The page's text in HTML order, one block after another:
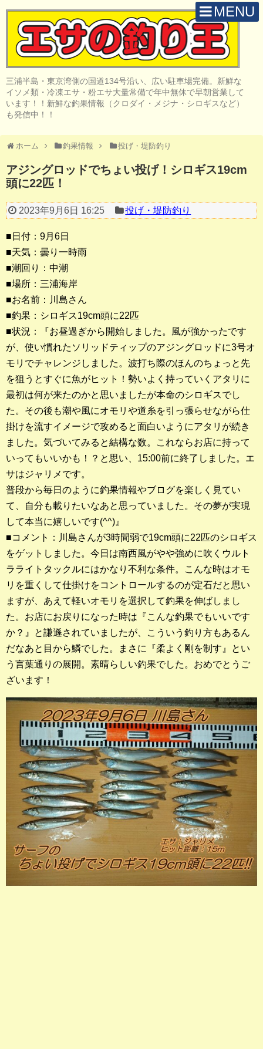
MENU
三浦半島・東京湾側の国道134号沿い、広い駐車場完備。新鮮な
イソメ類・冷凍エサ・粉エサ大量常備で年中無休で早朝営業して
います！！新鮮な釣果情報（クロダイ・メジナ・シロギスなど）
も発信中！！
ホーム 釣果情報 投げ・堤防釣り
アジングロッドでちょい投げ！シロギス19cm
頭に22匹！
2023年9月6日 16:25 投げ・堤防釣り
■日付：9月6日
■天気：曇り一時雨
■潮回り：中潮
■場所：三浦海岸
■お名前：川島さん
■釣果：シロギス19cm頭に22匹
■状況：『お昼過ぎから開始しました。風が強かったです
が、使い慣れたソリッドティップのアジングロッドに3号オ
モリでチャレンジしました。波打ち際のほんのちょっと先
を狙うとすぐに魚がヒット！勢いよく持っていくアタリに
最初は何が来たのかと思いましたが本命のシロギスでし
た。その後も潮や風にオモリや道糸を引っ張らせながら仕
掛けを流すイメージで攻めると面白いようにアタリが続き
ました。気づいてみると結構な数。これならお店に持って
いってもいいかも！？と思い、15:00前に終了しました。エ
サはジャリメです。
普段から毎日のように釣果情報やブログを楽しく見てい
て、自分も載りたいなあと思っていました。その夢が実現
して本当に嬉しいです(^^)』
■コメント：川島さんが3時間弱で19cm頭に22匹のシロギス
をゲットしました。今日は南西風がやや強めに吹くウルト
ラライトタックルにはかなり不利な条件。こんな時はオモ
リを重くして仕掛けをコントロールするのが定石だと思い
ますが、あえて軽いオモリを選択して釣果を伸ばしまし
た。お店にお戻りになった時は『こんな釣果でもいいです
か？』と謙遜されていましたが、こういう釣り方もあるん
だなあと目から鱗でした。まさに『柔よく剛を制す』とい
う言葉通りの展開。素晴らしい釣果でした。おめでとうご
ざいます！
H O M E
取 扱 商 品
釣 果 情 報
投げ・堤防釣り
陸っぱりルアー
船・ボート釣り
その他の釣り
釣果ランキング
2023年 クロダイ部門
2023年 メジナ部門
歴代釣果ランキング
クロダイ部門
シロギス部門
過去の釣果ランキング
ブログ・釣行記
スタッフブログ
店長釣行記
スタッフ釣行記
釣果投稿フォーム
お問い合わせ